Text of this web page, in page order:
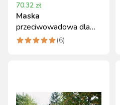
70.32 zł
Maska
przeciwowadowa dla
konia z uszami i
(6)